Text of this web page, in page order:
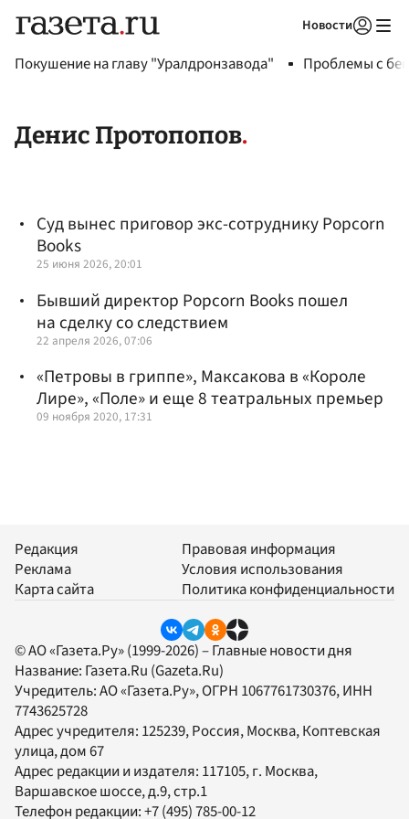
Новости
Покушение на главу "Уралдронзавода" Проблемы с
Денис Протопопов
Суд вынес приговор экс-сотруднику Popcorn
Books
25 июня 2026, 20:01
Бывший директор Popcorn Books пошел
на сделку со следствием
22 апреля 2026, 07:06
«Петровы в гриппе», Максакова в «Короле
Лире», «Поле» и еще 8 театральных премьер
09 ноября 2020, 17:31
Редакция
Реклама
Карта сайта
Правовая информация
Условия использования
Политика конфиденциальности
© АО «Газета.Ру» (1999-2026) – Главные новости дня
Название: Газета.Ru (Gazeta.Ru)
Учредитель:АО «Газета.Ру», ОГРН 1067761730376, ИНН
7743625728
Адрес учредителя: 125239, Россия, Москва, Коптевская
улица, дом 67
Адрес редакции и издателя: 117105, г. Москва,
Варшавское шоссе, д.9, стр.1
Телефон редакции:+7 (495) 785-00-12